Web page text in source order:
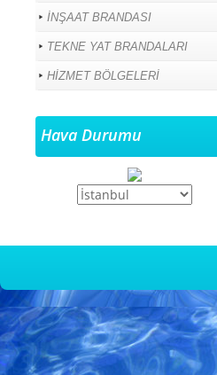
İNŞAAT BRANDASI
TEKNE YAT BRANDALARI
HİZMET BÖLGELERİ
Hava Durumu